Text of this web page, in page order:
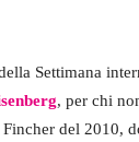
Settimana
, per chi
del 2010,